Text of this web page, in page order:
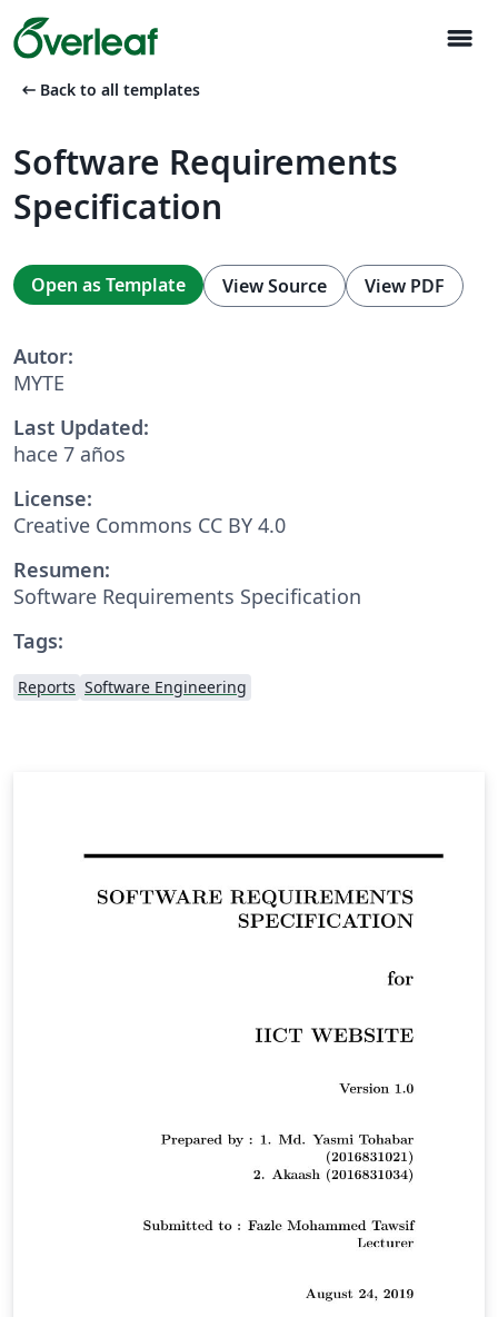
menu
arrow_left_alt Back to all templates
Software Requirements
Specification
Open as Template View Source View PDF
Autor:
MYTE
Last Updated:
hace 7 años
License:
Creative Commons CC BY 4.0
Resumen:
Software Requirements Specification
Tags:
Reports Software Engineering